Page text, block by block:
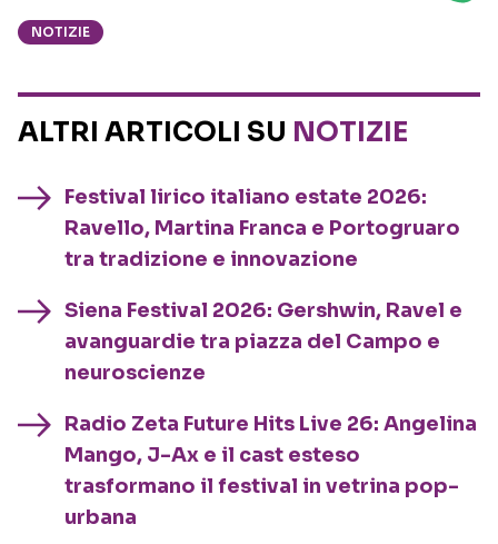
NOTIZIE
ALTRI ARTICOLI SU NOTIZIE
Festival lirico italiano estate 2026:
Ravello, Martina Franca e Portogruaro
tra tradizione e innovazione
Siena Festival 2026: Gershwin, Ravel e
avanguardie tra piazza del Campo e
neuroscienze
Radio Zeta Future Hits Live 26: Angelina
Mango, J-Ax e il cast esteso
trasformano il festival in vetrina pop-
urbana